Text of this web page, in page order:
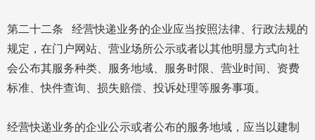
第二十二条 经营快递业务的企业应当按照法律、行政法规的
规定，在门户网站、营业场所公示或者以其他明显方式向社
会公布其服务种类、服务地域、服务时限、营业时间、资费
标准、快件查询、损失赔偿、投诉处理等服务事项。
经营快递业务的企业公示或者公布的服务地域，应当以建制